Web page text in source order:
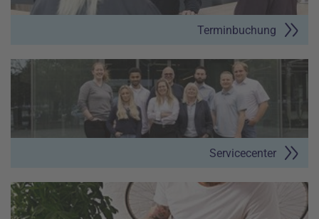
Terminbuchung
Servicecenter